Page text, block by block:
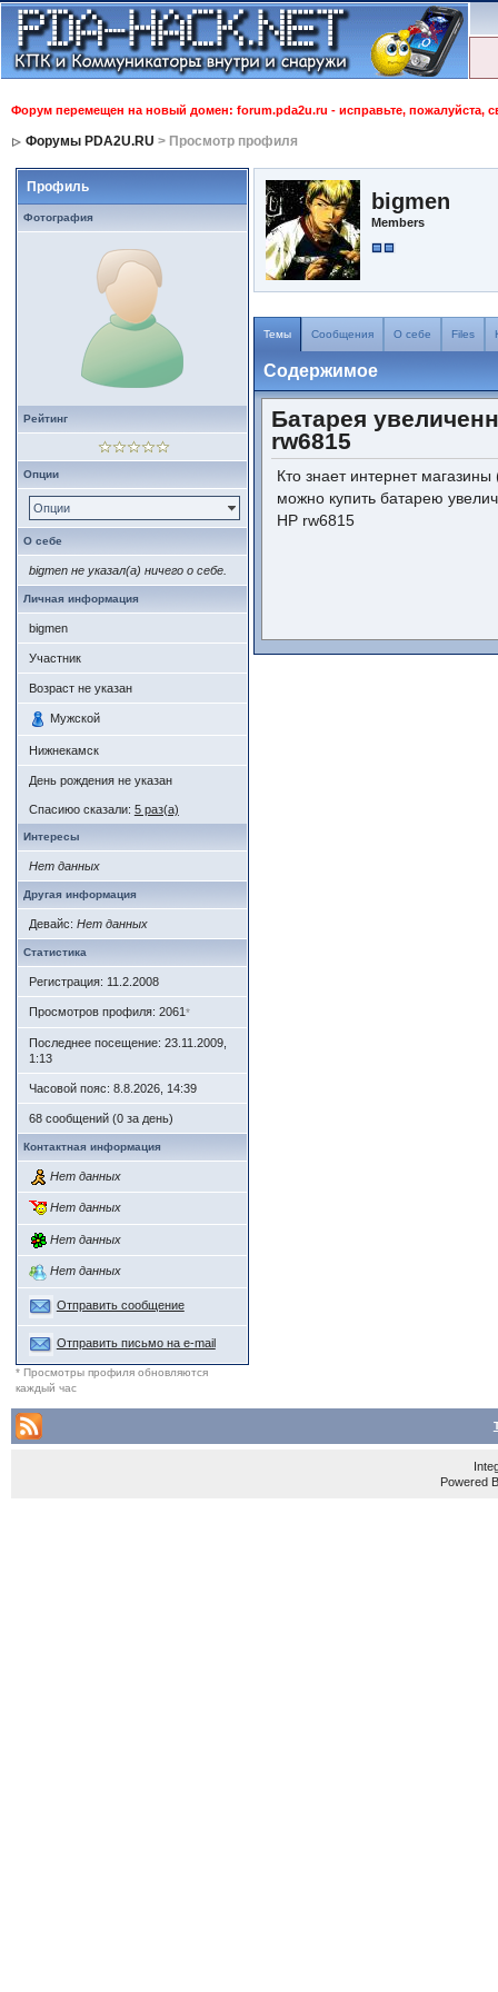
Форум перемещен на новый домен: forum.pda2u.ru - исправьте, пожалуйста,
Форумы PDA2U.RU > Просмотр профиля
Профиль
Фотография
Рейтинг
Опции
Опции
О себе
bigmen не указал(а) ничего о себе.
Личная информация
bigmen
Участник
Возраст не указан
Мужской
Нижнекамск
День рождения не указан
Спасиюо сказали: 5 раз(а)
Интересы
Нет данных
Другая информация
Девайс: Нет данных
Статистика
Регистрация: 11.2.2008
Просмотров профиля: 2061*
Последнее посещение: 23.11.2009,
1:13
Часовой пояс: 8.8.2026, 14:39
68 сообщений (0 за день)
Контактная информация
Нет данных
Нет данных
Нет данных
Нет данных
Отправить сообщение
Отправить письмо на e-mail
* Просмотры профиля обновляются
каждый час
bigmen
Members
Темы Сообщения О себе Files
Содержимое
Батарея
rw6815
Кто знает интернет
можно купить батарею
HP rw6815
Powered